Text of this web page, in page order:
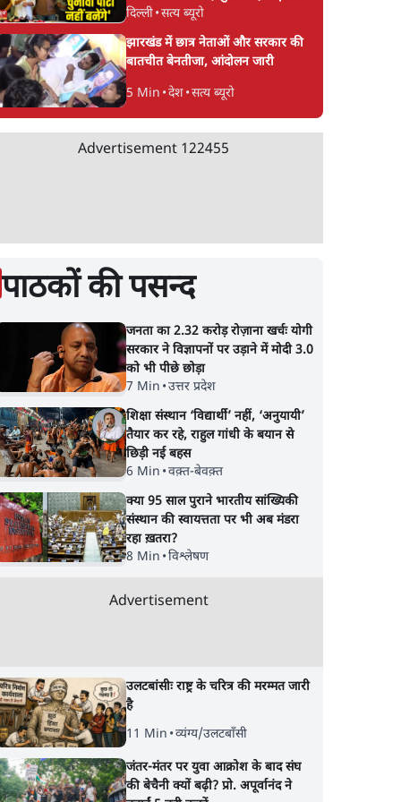
CJP!
दिल्ली•सत्य ब्यूरो
झारखंड में छात्र नेताओं और सरकार की
बातचीत बेनतीजा, आंदोलन जारी
5 Min •देश•सत्य ब्यूरो
Advertisement 122455
पाठकों की पसन्द
जनता का 2.32 करोड़ रोज़ाना खर्चः योगी
सरकार ने विज्ञापनों पर उड़ाने में मोदी 3.0
को भी पीछे छोड़ा
7 Min •उत्तर प्रदेश
शिक्षा संस्थान ‘विद्यार्थी’ नहीं, ‘अनुयायी’
तैयार कर रहे, राहुल गांधी के बयान से
छिड़ी नई बहस
6 Min •वक़्त-बेवक़्त
क्या 95 साल पुराने भारतीय सांख्यिकी
संस्थान की स्वायत्तता पर भी अब मंडरा
रहा ख़तरा?
8 Min •विश्लेषण
Advertisement
उलटबांसीः राष्ट्र के चरित्र की मरम्मत जारी
है
11 Min •व्यंग्य/उलटबाँसी
जंतर-मंतर पर युवा आक्रोश के बाद संघ
की बेचैनी क्यों बढ़ी? प्रो. अपूर्वानंद ने